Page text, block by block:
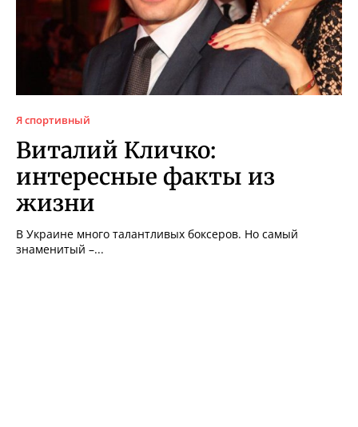
Я спортивный
Виталий Кличко:
интересные факты из
жизни
В Украине много талантливых боксеров. Но самый
знаменитый –...